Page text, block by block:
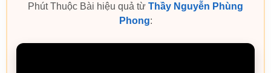
Phút Thuộc Bài hiệu quả từ Thầy Nguyễn Phùng
Phong: